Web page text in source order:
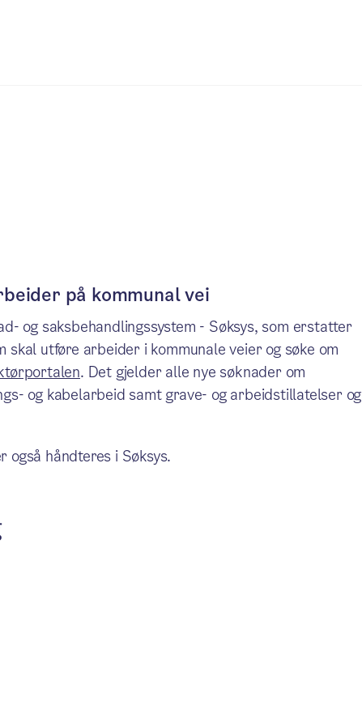
på kommunal vei
og saksbehandlingssystem - Søksys, som erstatter
skal utføre arbeider i kommunale veier og søke om
. Det gjelder alle nye søknader om
og kabelarbeid samt grave- og arbeidstillatelser og
håndteres i Søksys.